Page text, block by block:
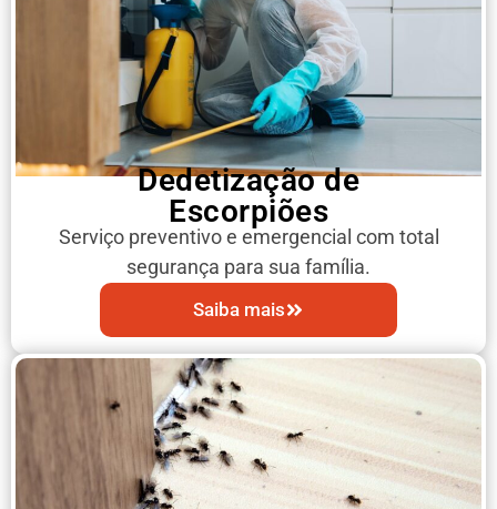
Dedetização de
Escorpiões
Serviço preventivo e emergencial com total
segurança para sua família.
Saiba mais